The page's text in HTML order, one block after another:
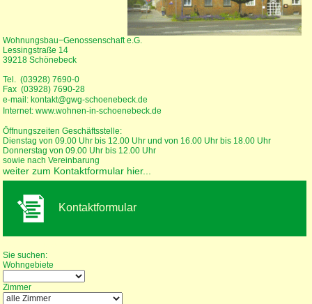
Wohnungsbau−Genossenschaft e.G.
Lessingstraße 14
39218 Schönebeck
Tel. (03928) 7690-0
Fax (03928) 7690-28
e-mail: kontakt@gwg-schoenebeck.de
Internet: www.wohnen-in-schoenebeck.de
Öffnungszeiten Geschäftsstelle:
Dienstag von 09.00 Uhr bis 12.00 Uhr und von 16.00 Uhr bis 18.00 Uhr
Donnerstag von 09.00 Uhr bis 12.00 Uhr
sowie nach Vereinbarung
weiter zum Kontaktformular hier...
Kontaktformular
Sie suchen:
Wohngebiete
Zimmer